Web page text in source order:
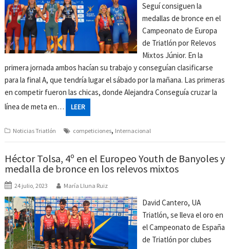
Seguí consiguen la
medallas de bronce en el
Campeonato de Europa
de Triatlón por Relevos
Mixtos Júnior. En la
primera jornada ambos hacían su trabajo y conseguían clasificarse
para la final A, que tendría lugar el sábado por la mañana. Las primeras
en competir fueron las chicas, donde Alejandra Conseguía cruzar la
línea de meta en…
LEER
Noticias Triatlón competiciones, Internacional
Héctor Tolsa, 4º en el Europeo Youth de Banyoles y
medalla de bronce en los relevos mixtos
24 julio, 2023 María Lluna Ruiz
David Cantero, UA
Triatlón, se lleva el oro en
el Campeonato de España
de Triatlón por clubes